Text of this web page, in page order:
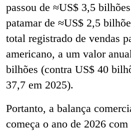
passou de ≈US$ 3,5
patamar de ≈US$ 2,5
total registrado de vendas
americano, a um valor
bilhões (contra US$ 40
37,7 em 2025).
Portanto, a balança
começa o ano de 2026